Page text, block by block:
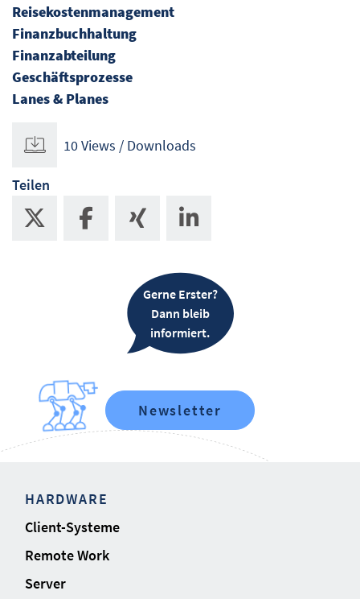
Reisekostenmanagement
Finanzbuchhaltung
Finanzabteilung
Geschäftsprozesse
Lanes & Planes
10 Views / Downloads
Teilen
Gerne Erster?
Dann bleib
informiert.
Newsletter
HARDWARE
Client-Systeme
Remote Work
Server